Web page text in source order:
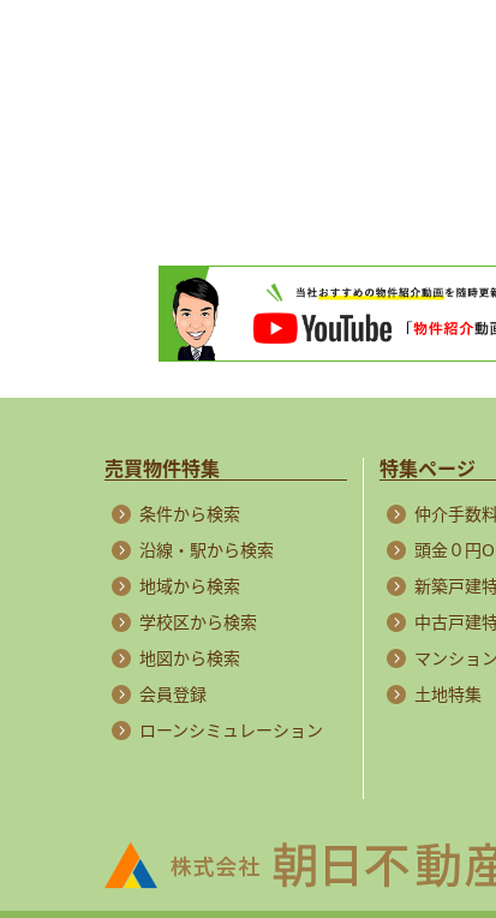
売買物件特集
条件から検索
沿線・駅から検索
地域から検索
学校区から検索
地図から検索
会員登録
ローンシミュレーション
特集ページ
仲介手数
頭金０円
新築戸建
中古戸建
マンショ
土地特集